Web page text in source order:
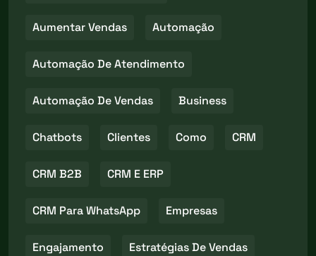
Aumentar Vendas Automação
Automação De Atendimento
Automação De Vendas Business
Chatbots Clientes Como CRM
CRM B2B CRM E ERP
CRM Para WhatsApp Empresas
Engajamento Estratégias De Vendas